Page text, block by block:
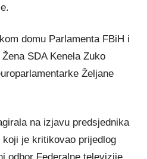
domu Parlamenta FBiH i
SDA Kenela Zuko
Željane
na izjavu predsjednika
je kritikovao prijedlog